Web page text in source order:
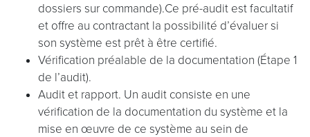
dossiers sur commande).Ce pré-audit est facultatif
et offre au contractant la possibilité d’évaluer si
son système est prêt à être certifié.
Vérification préalable de la documentation (Étape 1
de l’audit).
Audit et rapport. Un audit consiste en une
vérification de la documentation du système et la
mise en œuvre de ce système au sein de